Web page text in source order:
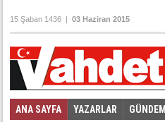
15 Şaban 1436 | 03 Haziran 2015
ANA SAYFA YAZARLAR GÜNDEM